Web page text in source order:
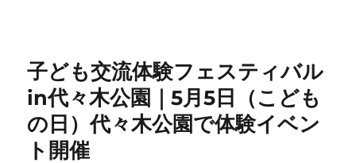
子ども交流体験フェスティバル
in代々木公園｜5月5日（こども
の日）代々木公園で体験イベン
ト開催